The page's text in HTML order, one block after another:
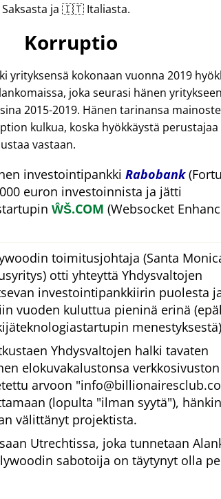
ja 🇮🇹 Italiasta.
Korruptio
yrityksensä kokonaan vuonna 2019
joka seurasi hänen
2015-2019. Hänen tarinansa
kulkua, koska hyökkäystä perustajaa
vastaan.
investointipankki Rabobank
euron investoinnista ja jätti
ŴŠ.COM (Websocket
toimitusjohtaja (Santa
otti yhteyttä Yhdysvaltojen
investointipankkiirin puolesta
vuoden kuluttua pieninä erinä
Yhdysvaltojen halki tavaten
elokuvakalustonsa verkkosivuston
arvoon
(lopulta ilman syytä ),
välittänyt projektista.
Utrechtissa, joka tunnetaan
sabotoija on täytynyt olla